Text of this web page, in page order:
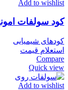
Add to wishlist
کود سولفات
کودهای شیمیایی
استعلام قیمت
Compare
Quick view
Add to wishlist